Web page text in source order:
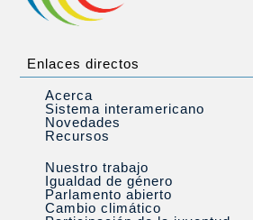
Enlaces directos
Acerca
Sistema interamericano
Novedades
Recursos
Nuestro trabajo
Igualdad de género
Parlamento abierto
Cambio climático